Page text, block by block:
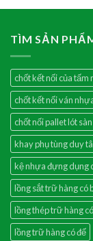
TÌM SẢN
chốt kết nối của tấm
chốt kết nối ván
chốt nối pallet lót
khay phụ tùng duy
kệ nhựa đựng dụng
lồng sắt trữ hàng có
lồng thép trữ hàng
lồng trữ hàng có đế